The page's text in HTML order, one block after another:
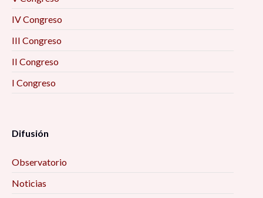
IV Congreso
III Congreso
II Congreso
I Congreso
Difusión
Observatorio
Noticias